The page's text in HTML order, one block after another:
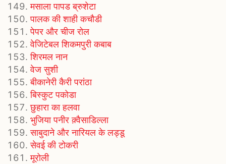
मसाला पापड ब्रुशेटा
पालक की शाही कचौडी
पेपर और चीज रोल
वेजिटेबल शिकमपुरी कबाब
शिरमल नान
वेज सुशी
बीकानेरी कैरी परांठा
बिस्कुट पकोडा
छुहारा का हलवा
भुजिया पनीर क़्वैसाडिल्ला
साबुदाने और नारियल के लड्डू
सेवई की टोकरी
मूरोली